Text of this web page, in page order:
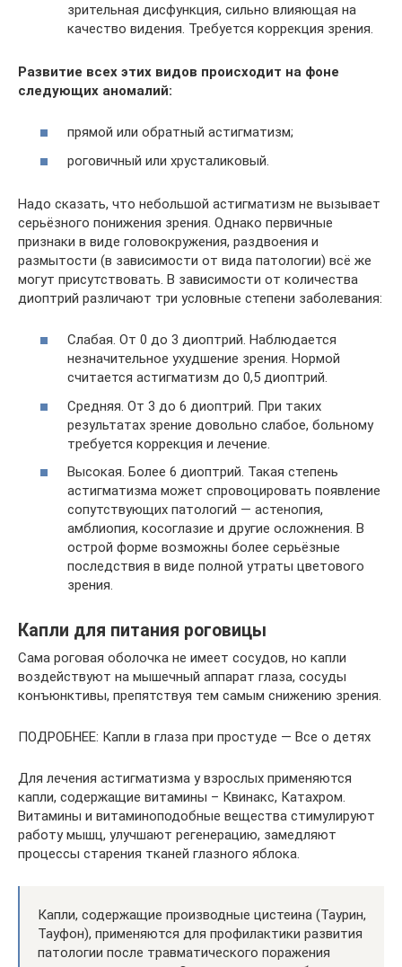
зрительная дисфункция, сильно влияющая на
качество видения. Требуется коррекция зрения.
Развитие всех этих видов происходит на фоне
следующих аномалий:
прямой или обратный астигматизм;
роговичный или хрусталиковый.
Надо сказать, что небольшой астигматизм не вызывает
серьёзного понижения зрения. Однако первичные
признаки в виде головокружения, раздвоения и
размытости (в зависимости от вида патологии) всё же
могут присутствовать. В зависимости от количества
диоптрий различают три условные степени заболевания:
Слабая. От 0 до 3 диоптрий. Наблюдается
незначительное ухудшение зрения. Нормой
считается астигматизм до 0,5 диоптрий.
Средняя. От 3 до 6 диоптрий. При таких
результатах зрение довольно слабое, больному
требуется коррекция и лечение.
Высокая. Более 6 диоптрий. Такая степень
астигматизма может спровоцировать появление
сопутствующих патологий — астенопия,
амблиопия, косоглазие и другие осложнения. В
острой форме возможны более серьёзные
последствия в виде полной утраты цветового
зрения.
Капли для питания роговицы
Сама роговая оболочка не имеет сосудов, но капли
воздействуют на мышечный аппарат глаза, сосуды
конъюнктивы, препятствуя тем самым снижению зрения.
ПОДРОБНЕЕ: Капли в глаза при простуде — Все о детях
Для лечения астигматизма у взрослых применяются
капли, содержащие витамины – Квинакс, Катахром.
Витамины и витаминоподобные вещества стимулируют
работу мышц, улучшают регенерацию, замедляют
процессы старения тканей глазного яблока.
Капли, содержащие производные цистеина (Таурин,
Тауфон), применяются для профилактики развития
патологии после травматического поражения